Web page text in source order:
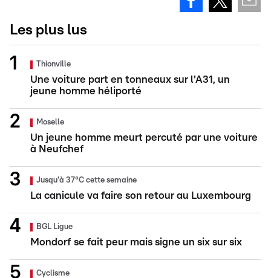
Les plus lus
Thionville
Une voiture part en tonneaux sur l'A31, un
jeune homme héliporté
Moselle
Un jeune homme meurt percuté par une voiture
à Neufchef
Jusqu'à 37°C cette semaine
La canicule va faire son retour au Luxembourg
BGL Ligue
Mondorf se fait peur mais signe un six sur six
Cyclisme